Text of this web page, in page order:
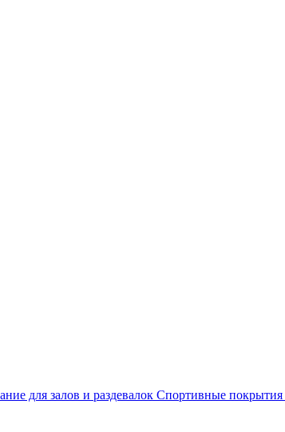
для залов и раздевалок Спортивные покрытия